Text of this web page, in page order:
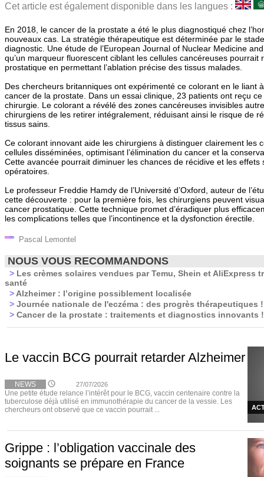
Cet article est également disponible dans les langues :
En 2018, le cancer de la prostate a été le plus diagnostiqué chez
nouveaux cas. La stratégie thérapeutique est déterminée par le
diagnostic. Une étude de l’European Journal of Nuclear Medicine
qu’un marqueur fluorescent ciblant les cellules cancéreuses pourrait
prostatique en permettant l’ablation précise des tissus malades.
Des chercheurs britanniques ont expérimenté ce colorant en le liant
cancer de la prostate. Dans un essai clinique, 23 patients ont reçu
chirurgie. Le colorant a révélé des zones cancéreuses invisibles
chirurgiens de les retirer intégralement, réduisant ainsi le risque de
tissus sains.
Ce colorant innovant aide les chirurgiens à distinguer clairement les
cellules disséminées, optimisant l’élimination du cancer et la
Cette avancée pourrait diminuer les chances de récidive et les effets
opératoires.
Le professeur Freddie Hamdy de l’Université d’Oxford, auteur de
cette découverte : pour la première fois, les chirurgiens peuvent
cancer prostatique. Cette technique promet d’éradiquer plus
les complications telles que l’incontinence et la dysfonction érectile.
Pascal Lemontel
NOUS VOUS RECOMMANDONS
> Les crèmes solaires vendues par Temu, Shein et AliExpress
santé
> Alzheimer : l’origine possiblement localisée
> Journée nationale de l'eczéma : des progrès thérapeutiques !
> Cancer de la prostate : traitements et diagnostics innovants !
Le vaccin BCG pourrait retarder Alzheimer
NEWS 27/07/2026
Une petite étude relance l’intérêt pour le BCG, vaccin centenaire contre la
tuberculose déjà utilisé en immunothérapie du cancer de la vessie. Les
chercheurs ont observé que ce vaccin pourrait ...
Grippe : l’obligation vaccinale des
soignants se prépare en France